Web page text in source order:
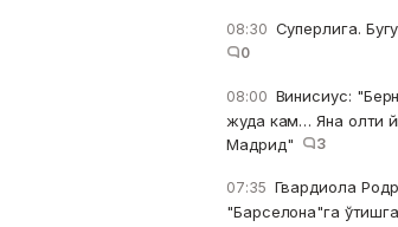
08:30 Суперлига.
0
08:00 Винисиус:
жуда кам… Яна олти
Мадрид"
3
07:35 Гвардиола
"Барселона"га